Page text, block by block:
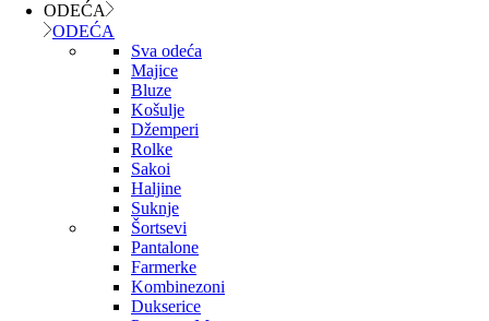
ODEĆA
ODEĆA
Sva odeća
Majice
Bluze
Košulje
Džemperi
Rolke
Sakoi
Haljine
Suknje
Šortsevi
Pantalone
Farmerke
Kombinezoni
Dukserice